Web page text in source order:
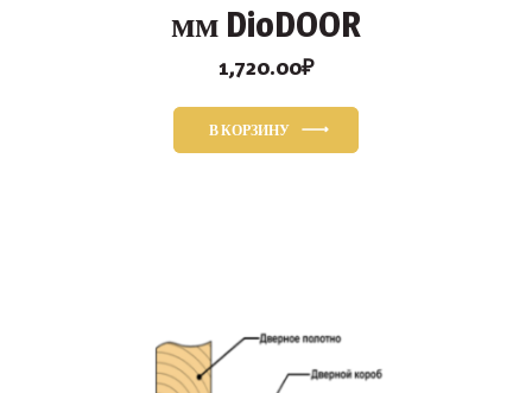
мм DioDOOR
1,720.00₽
В КОРЗИНУ